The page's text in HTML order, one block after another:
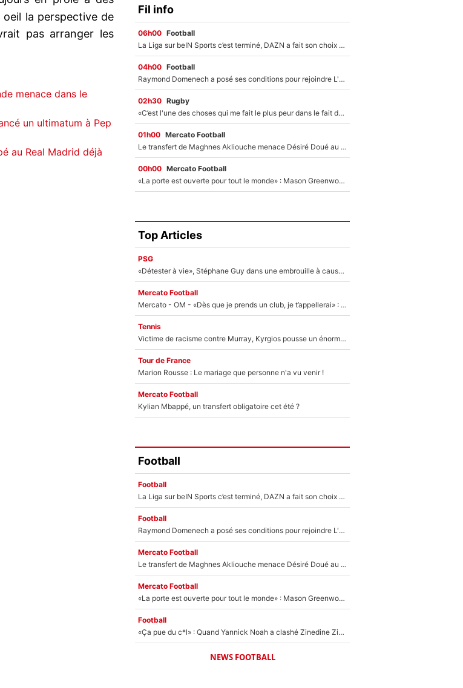
la perspective de
pas arranger les
menace dans le
un ultimatum à Pep
au Real Madrid déjà
Fil info
06h00 Football
La Liga sur beIN Sports c’est terminé, DAZN a fait son choix pour Benjamin Da Silva et Omar Da Fonseca !
04h00 Football
Raymond Domenech a posé ses conditions pour rejoindre L'EQUIPE du Soir : Il refuse de faire l'émission avec un autre chroniqueur !
02h30 Rugby
«C’est l'une des choses qui me fait le plus peur dans le fait de devenir maman» : En couple avec Antoine Dupont, Iris Mittenaere s'inquiète déjà pour ses futurs enfants !
01h00 Mercato Football
Le transfert de Maghnes Akliouche menace Désiré Doué au PSG : «Je valide à 200%»
00h00 Mercato Football
«La porte est ouverte pour tout le monde» : Mason Greenwood et Pierre-Emerick Aubameyang ont quitté l'OM, Amine Gouiri balance sur la suite du mercato et sur la réaction du vestiaire !
Top Articles
PSG
«Détester à vie», Stéphane Guy dans une embrouille à cause du PSG !
Mercato Football
Mercato - OM - «Dès que je prends un club, je t’appellerai» : La promesse de Marcelino au moment de claquer la porte
Tennis
Victime de racisme contre Murray, Kyrgios pousse un énorme coup de gueule !
Tour de France
Marion Rousse : Le mariage que personne n'a vu venir !
Mercato Football
Kylian Mbappé, un transfert obligatoire cet été ?
Football
Football
La Liga sur beIN Sports c’est terminé, DAZN a fait son choix pour Benjamin Da Silva et Omar Da Fonseca !
Football
Raymond Domenech a posé ses conditions pour rejoindre L'EQUIPE du Soir : Il refuse de faire l'émission avec un autre chroniqueur !
Mercato Football
Le transfert de Maghnes Akliouche menace Désiré Doué au PSG : «Je valide à 200%»
Mercato Football
«La porte est ouverte pour tout le monde» : Mason Greenwood et Pierre-Emerick Aubameyang ont quitté l'OM, Amine Gouiri balance sur la suite du mercato et sur la réaction du vestiaire !
Football
«Ça pue du c*l» : Quand Yannick Noah a clashé Zinedine Zidane, avant de se faire recadrer par le nouveau sélectionneur de l'équipe de France !
NEWS FOOTBALL